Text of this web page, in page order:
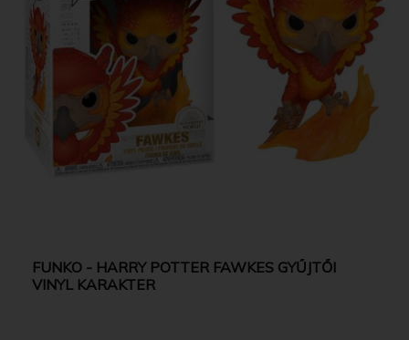
FUNKO - HARRY POTTER FAWKES GYŰJTŐI
VINYL KARAKTER